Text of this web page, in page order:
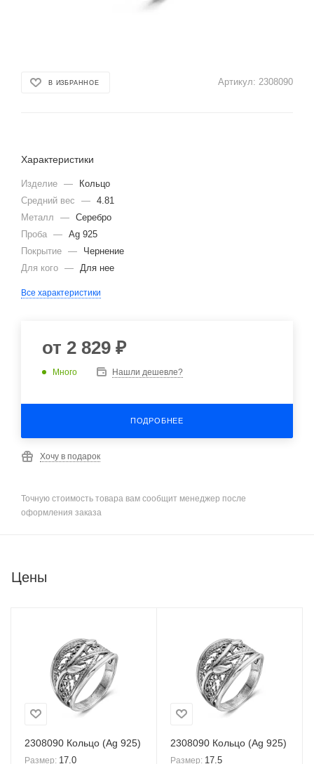
В ИЗБРАННОЕ Артикул: 2308090
Характеристики
Изделие —
Кольцо
Средний вес
— 4.81
Металл
— Серебро
Проба — Ag 925
Покрытие —
Чернение
Для кого — Для нее
Все характеристики
от 2 829 ₽
Много Нашли дешевле?
ПОДРОБНЕЕ
Хочу в подарок
Точную стоимость товара вам сообщит менеджер после
оформления заказа
Цены
2308090 Кольцо (Ag 925)
Размер: 17.0
2308090 Кольцо (Ag 925)
Размер: 17.5